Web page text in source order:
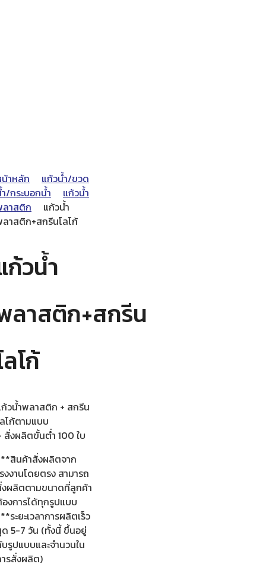
าหลัก
แก้วน้ำ/ขวด
/กระบอกน้ำ
แก้วน้ำ
าสติก
แก้วน้ำ
าสติก+สกรีนโลโก้
ก้วน้ำ
ลาสติก+สกรีน
ลโก้
วน้ำพลาสติก + สกรีน
โก้ตามแบบ
สั่งผลิตขั้นต่ำ 100 ใบ
สินค้าสั่งผลิตจาก
งงานโดยตรง สามารถ
ผลิตตามขนาดที่ลูกค้า
งการได้ทุกรูปแบบ
ระยะเวลาการผลิตเร็ว
5-7 วัน (ทั้งนี้ ขึ้นอยู่
รูปแบบและจำนวนใน
รสั่งผลิต)